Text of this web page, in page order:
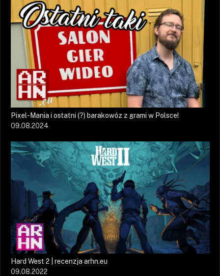
Pixel-Mania i ostatni (?) barakowóz z grami w Polsce!
09.08.2024
Hard West 2 | recenzja arhn.eu
09.08.2022